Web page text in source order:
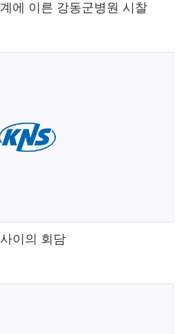
에 이른 강동군병원 시찰
이의 회담